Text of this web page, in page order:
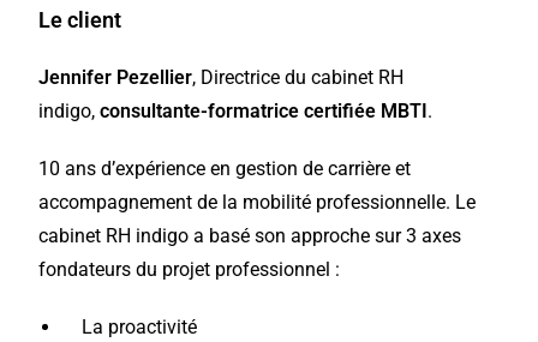
Le client
Jennifer Pezellier, Directrice du cabinet RH
indigo,consultante-formatrice certifiée MBTI.
10 ans d’expérience en gestion de carrière et
accompagnement de la mobilité professionnelle. Le
cabinet RH indigo a basé son approche sur 3 axes
fondateurs du projet professionnel :
La proactivité